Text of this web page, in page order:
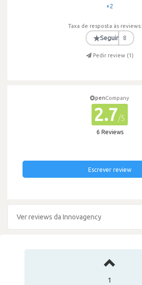
+2
Taxa de resposta às reviews:
★Seguir 8
Pedir review (1)
penCompany
2.7/5
6 Reviews
Escrever review
Ver reviews da Innovagency
1